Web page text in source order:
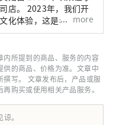
店。 2023年，我们开
化体验，这是老板娘长
甜点制作和茶道体验
验日本文化，在柜台上
受与寿司厨师的交谈。
more
所提到的商品、服务的内容
的商品、价格为准。文章中
写。 文章发布后，产品或服
购买或使用相关产品服务。
。